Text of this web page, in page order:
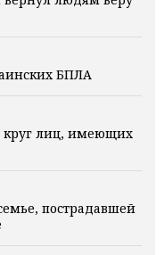
БПЛА
лиц, имеющих
пострадавшей